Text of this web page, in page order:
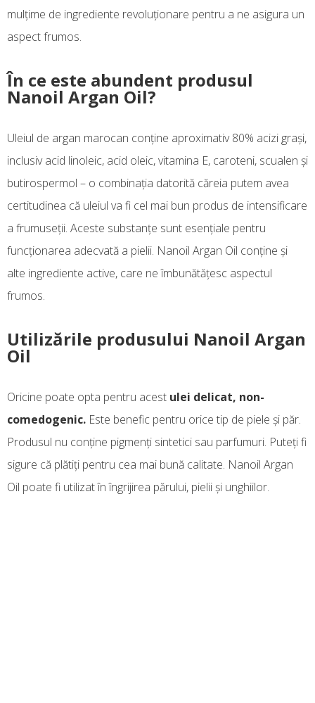
mulțime de ingrediente revoluționare pentru a ne asigura un
aspect frumos.
În ce este abundent produsul
Nanoil Argan Oil?
Uleiul de argan marocan conține aproximativ 80% acizi grași,
inclusiv acid linoleic, acid oleic, vitamina E, caroteni, scualen și
butirospermol – o combinația datorită căreia putem avea
certitudinea că uleiul va fi cel mai bun produs de intensificare
a frumuseții. Aceste substanțe sunt esențiale pentru
funcționarea adecvată a pielii. Nanoil Argan Oil conține și
alte ingrediente active, care ne îmbunătățesc aspectul
frumos.
Utilizările produsului Nanoil Argan
Oil
Oricine poate opta pentru acest ulei delicat, non-
comedogenic. Este benefic pentru orice tip de piele și păr.
Produsul nu conține pigmenți sintetici sau parfumuri. Puteți fi
sigure că plătiți pentru cea mai bună calitate. Nanoil Argan
Oil poate fi utilizat în îngrijirea părului, pielii și unghiilor.